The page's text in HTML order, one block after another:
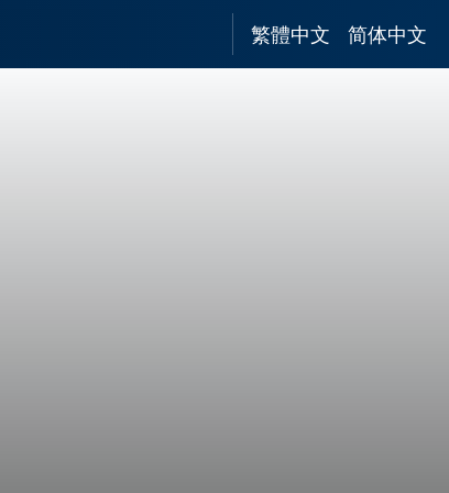
繁體中文 简体中文